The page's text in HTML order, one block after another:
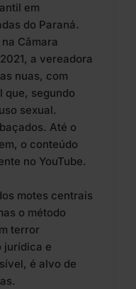
em
do Paraná.
Câmara
a vereadora
nuas, com
que, segundo
sexual.
Até o
o conteúdo
no YouTube.
motes centrais
o método
terror
jurídica e
é alvo de